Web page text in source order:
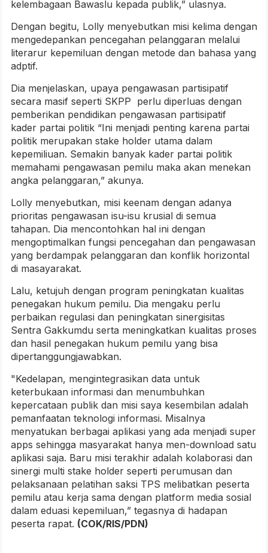
kelembagaan Bawaslu kepada publik,” ulasnya.
Dengan begitu, Lolly menyebutkan misi kelima dengan
mengedepankan pencegahan pelanggaran melalui
literarur kepemiluan dengan metode dan bahasa yang
adptif.
Dia menjelaskan, upaya pengawasan partisipatif
secara masif seperti SKPP perlu diperluas dengan
pemberikan pendidikan pengawasan partisipatif
kader partai politik “Ini menjadi penting karena partai
politik merupakan stake holder utama dalam
kepemiliuan. Semakin banyak kader partai politik
memahami pengawasan pemilu maka akan menekan
angka pelanggaran,” akunya.
Lolly menyebutkan, misi keenam dengan adanya
prioritas pengawasan isu-isu krusial di semua
tahapan. Dia mencontohkan hal ini dengan
mengoptimalkan fungsi pencegahan dan pengawasan
yang berdampak pelanggaran dan konflik horizontal
di masayarakat.
Lalu, ketujuh dengan program peningkatan kualitas
penegakan hukum pemilu. Dia mengaku perlu
perbaikan regulasi dan peningkatan sinergisitas
Sentra Gakkumdu serta meningkatkan kualitas proses
dan hasil penegakan hukum pemilu yang bisa
dipertanggungjawabkan.
"Kedelapan, mengintegrasikan data untuk
keterbukaan informasi dan menumbuhkan
kepercataan publik dan misi saya kesembilan adalah
pemanfaatan teknologi informasi. Misalnya
menyatukan berbagai aplikasi yang ada menjadi super
apps sehingga masyarakat hanya men-download satu
aplikasi saja. Baru misi terakhir adalah kolaborasi dan
sinergi multi stake holder seperti perumusan dan
pelaksanaan pelatihan saksi TPS melibatkan peserta
pemilu atau kerja sama dengan platform media sosial
dalam eduasi kepemiluan,” tegasnya di hadapan
peserta rapat. (COK/RIS/PDN)